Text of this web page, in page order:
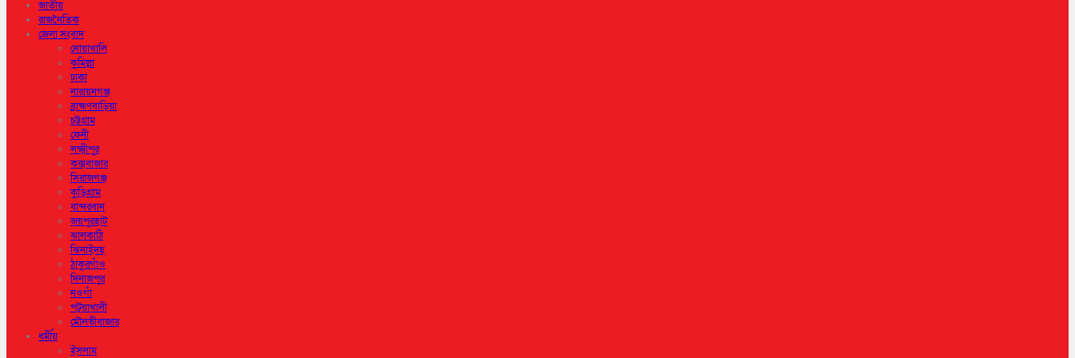
জাতীয়
রাজনৈতিক
জেলা সংবাদ
নোয়াখালি
কুমিল্লা
ঢাকা
নারায়নগঞ্জ
ব্রাহ্মণবাড়িয়া
চট্টগ্রাম
ফেনী
লক্ষ্মীপুর
কক্সবাজার
সিরাজগঞ্জ
কুড়িগ্রাম
বান্দরবান
জয়পুরহাট
ঝালকাঠি
ঝিনাইদহ
ঠাকুরগাঁও
দিনাজপুর
নওগাঁ
পটুয়াখালী
মৌলভীবাজার
ধর্মীয়
ইসলাম